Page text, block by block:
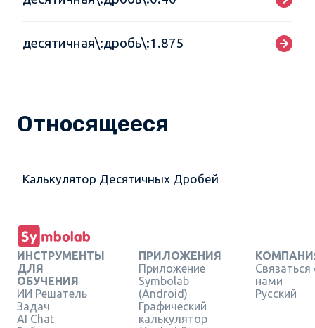
десятичная\:дробь\:1.875
Относящееся
Калькулятор Десятичных Дробей
ИНСТРУМЕНТЫ
ДЛЯ
ОБУЧЕНИЯ
ИИ Решатель
Задач
AI Chat
ПРИЛОЖЕНИЯ
Приложение
Symbolab
(Android)
Графический
калькулятор
Связаться
нами
Русский